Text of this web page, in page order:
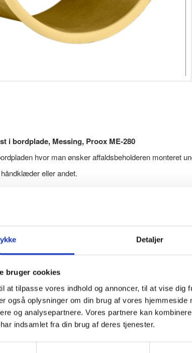
Detaljer
bruger cookies
at tilpasse vores indhold og annoncer, til at vise dig
også oplysninger om din brug af vores hjemmeside
og analysepartnere. Vores partnere kan
indsamlet fra din brug af deres tjenester.
i bordplade, Messing, Proox ME-280
hvor man ønsker affaldsbeholderen monteret
eller andet.
stål og PVD-belægning i messing. PVD-coatingen i
og giver en flot afslutning og finish.
under. Monteres den ovenpå bordpladen dækkes
eller under bordpladen har en trådkurv eller
129) x 120 mm
i messing